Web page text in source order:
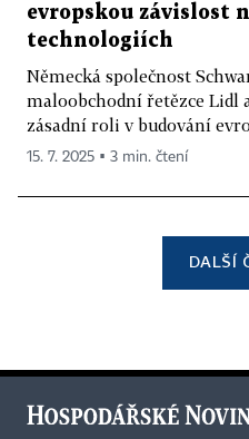
evropskou závislost
technologiích
Německá společnost
maloobchodní řetězce Lidl
zásadní roli v budování
15. 7. 2025 ▪ 3 min. čtení
DALŠÍ